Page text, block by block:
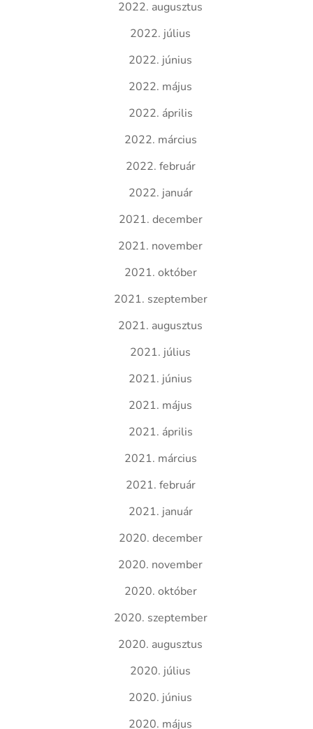
2022. augusztus
2022. július
2022. június
2022. május
2022. április
2022. március
2022. február
2022. január
2021. december
2021. november
2021. október
2021. szeptember
2021. augusztus
2021. július
2021. június
2021. május
2021. április
2021. március
2021. február
2021. január
2020. december
2020. november
2020. október
2020. szeptember
2020. augusztus
2020. július
2020. június
2020. május